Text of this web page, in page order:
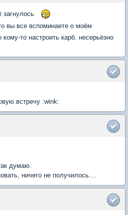
вы все вспоминаете о моём
то настроить карб. несерьёзно
встречу :wink:
думаю.
ничего не получилось....